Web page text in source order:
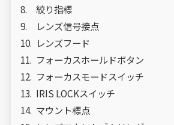
絞り指標
レンズ信号接点
レンズフード
フォーカスホールドボタン
フォーカスモードスイッチ
IRIS LOCKスイッチ
マウント標点